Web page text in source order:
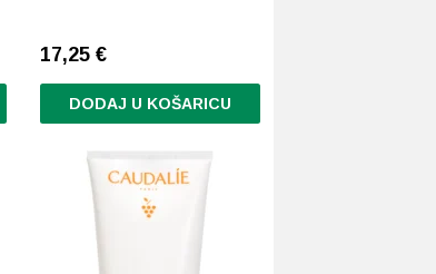
17,25€
DODAJ U KOŠARICU